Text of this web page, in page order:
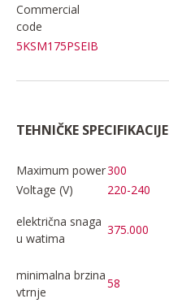
Commercial
code
5KSM175PSEIB
TEHNIČKE SPECIFIKACIJE
Maximum power300
Voltage (V)
220-240
električna snaga
u watima
375.000
minimalna brzina
vtrnje
58